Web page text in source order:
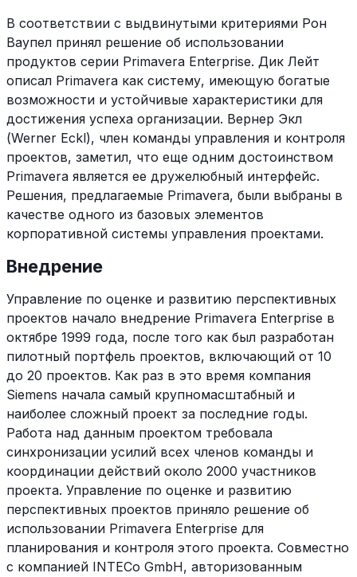
В соответствии с выдвинутыми критериями Рон
Ваупел принял решение об использовании
продуктов серии Primavera Enterprise. Дик Лейт
описал Primavera как систему, имеющую богатые
возможности и устойчивые характеристики для
достижения успеха организации. Вернер Экл
(Werner Eckl), член команды управления и контроля
проектов, заметил, что еще одним достоинством
Primavera является ее дружелюбный интерфейс.
Решения, предлагаемые Primavera, были выбраны в
качестве одного из базовых элементов
корпоративной системы управления проектами.
Внедрение
Управление по оценке и развитию перспективных
проектов начало внедрение Primavera Enterprise в
октябре 1999 года, после того как был разработан
пилотный портфель проектов, включающий от 10
до 20 проектов. Как раз в это время компания
Siemens начала самый крупномасштабный и
наиболее сложный проект за последние годы.
Работа над данным проектом требовала
синхронизации усилий всех членов команды и
координации действий около 2000 участников
проекта. Управление по оценке и развитию
перспективных проектов приняло решение об
использовании Primavera Enterprise для
планирования и контроля этого проекта. Совместно
с компанией INTECo GmbH, авторизованным